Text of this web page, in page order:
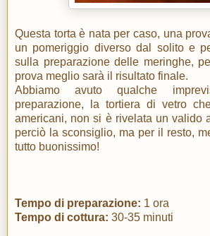
Questa torta è nata per caso, una
un pomeriggio diverso dal solito e
sulla preparazione delle meringhe,
prova meglio sarà il risultato finale.
Abbiamo avuto qualche
preparazione, la tortiera di vetro
americani, non si è rivelata un valido
perciò la sconsiglio, ma per il resto,
tutto buonissimo!
Tempo di preparazione: 1 ora
Tempo di cottura: 30-35 minuti